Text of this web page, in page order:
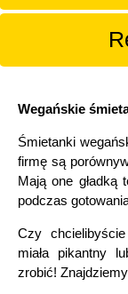
Wegańskie
Śmietanki
firmę są
Mają one gładką
podczas
Czy
miała pikantny
zrobić!